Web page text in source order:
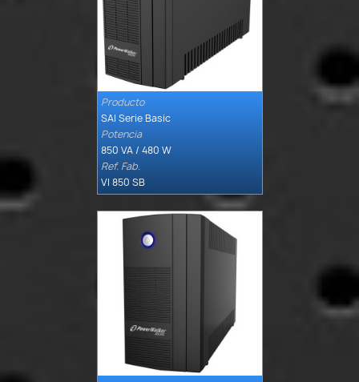

Producto
SAI Serie Basic
Potencia
850 VA / 480 W
Ref. Fab.
VI 850 SB